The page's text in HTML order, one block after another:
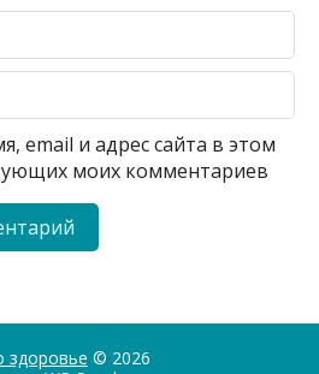
email и адрес сайта в этом
моих комментариев
здоровье © 2026